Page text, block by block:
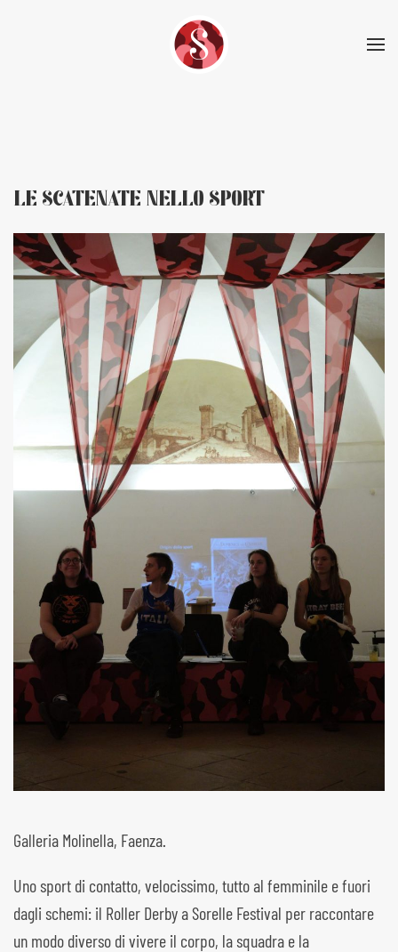
Skip to main content
LE SCATENATE NELLO SPORT
Galleria Molinella, Faenza.
Uno sport di contatto, velocissimo, tutto al femminile e fuori
dagli schemi: il Roller Derby a Sorelle Festival per raccontare
un modo diverso di vivere il corpo, la squadra e la